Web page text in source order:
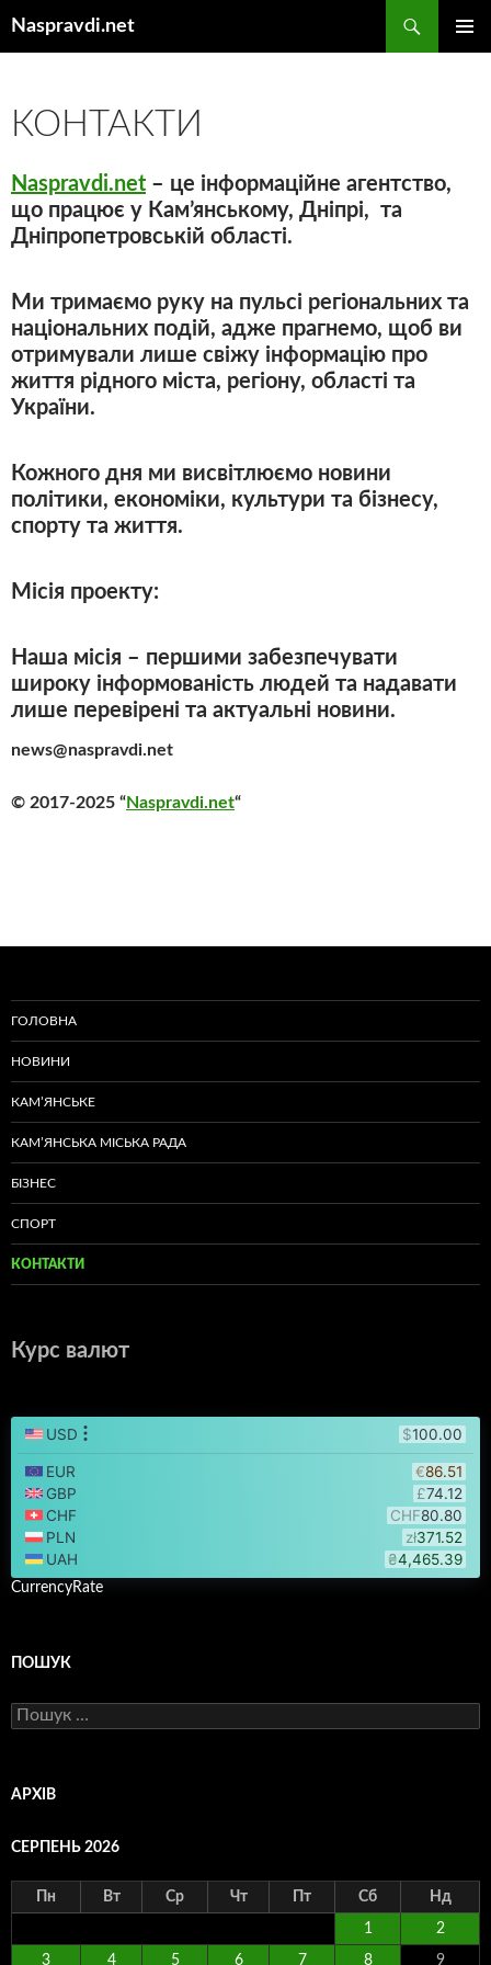
Naspravdi.net
КОНТАКТИ
Naspravdi.net – це інформаційне агентство,
що працює у Кам’янському, Дніпрі, та
Дніпропетровській області.
Ми тримаємо руку на пульсі регіональних та
національних подій, адже прагнемо, щоб ви
отримували лише свіжу інформацію про
життя рідного міста, регіону, області та
України.
Кожного дня ми висвітлюємо новини
політики, економіки, культури та бізнесу,
спорту та життя.
Місія проекту:
Наша місія – першими забезпечувати
широку інформованість людей та надавати
лише перевірені та актуальні новини.
news@naspravdi.net
© 2017-2025 “Naspravdi.net“
ГОЛОВНА
НОВИНИ
КАМ’ЯНСЬКЕ
КАМ’ЯНСЬКА МІСЬКА РАДА
БІЗНЕС
СПОРТ
КОНТАКТИ
Курс валют
CurrencyRate
ПОШУК
Пошук:
АРХІВ
СЕРПЕНЬ 2026
Пн Вт Ср Чт Пт Сб Нд
1 2
3 4 5 6 7 8 9